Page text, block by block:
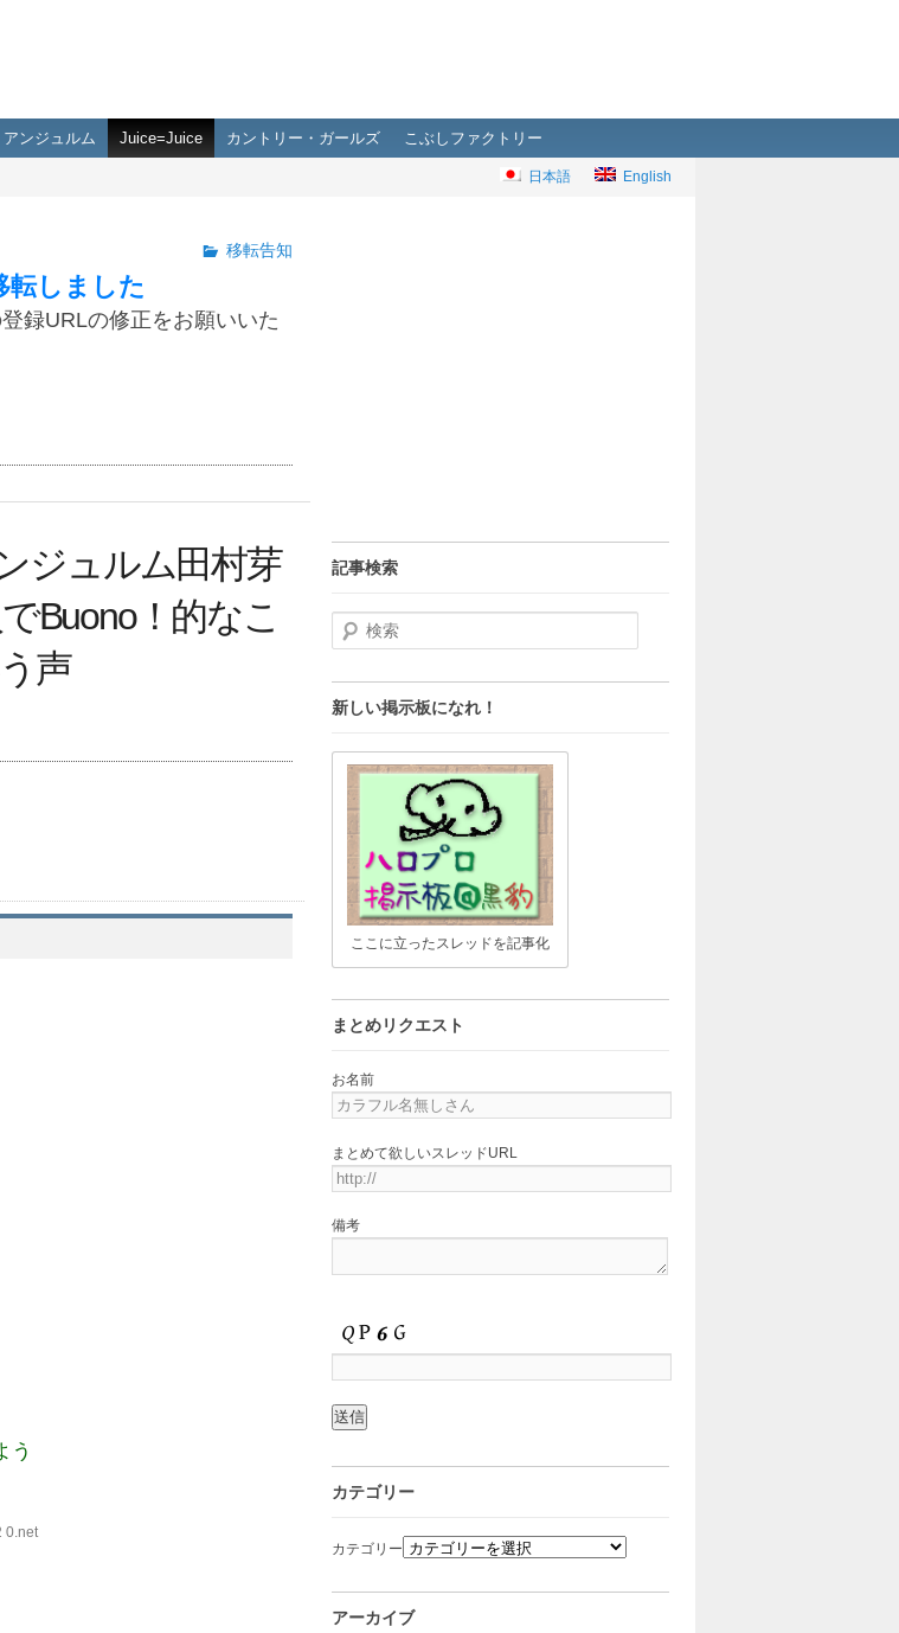
アンジュルム Juice=Juice カントリー・ガールズ こぶしファクトリー
日本語 English
移転告知
転しました
録URLの修正をお願いいた
ジュルム田村芽
Buono！的なこ
声
う
0.net
記事検索
検索
新しい掲示板になれ！
ここに立ったスレッドを記事化
まとめリクエスト
お名前
まとめて欲しいスレッドURL
備考
カテゴリー
カテゴリー
アーカイブ